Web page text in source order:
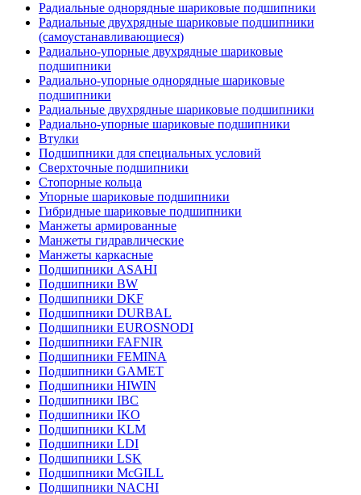
Радиальные однорядные шариковые подшипники
Радиальные двухрядные шариковые подшипники
(самоустанавливающиеся)
Радиально-упорные двухрядные шариковые
подшипники
Радиально-упорные однорядные шариковые
подшипники
Радиальные двухрядные шариковые подшипники
Радиально-упорные шариковые подшипники
Втулки
Подшипники для специальных условий
Сверхточные подшипники
Стопорные кольца
Упорные шариковые подшипники
Гибридные шариковые подшипники
Манжеты армированные
Манжеты гидравлические
Манжеты каркасные
Подшипники ASAHI
Подшипники BW
Подшипники DKF
Подшипники DURBAL
Подшипники EUROSNODI
Подшипники FAFNIR
Подшипники FEMINA
Подшипники GAMET
Подшипники HIWIN
Подшипники IBC
Подшипники IKO
Подшипники KLM
Подшипники LDI
Подшипники LSK
Подшипники McGILL
Подшипники NACHI